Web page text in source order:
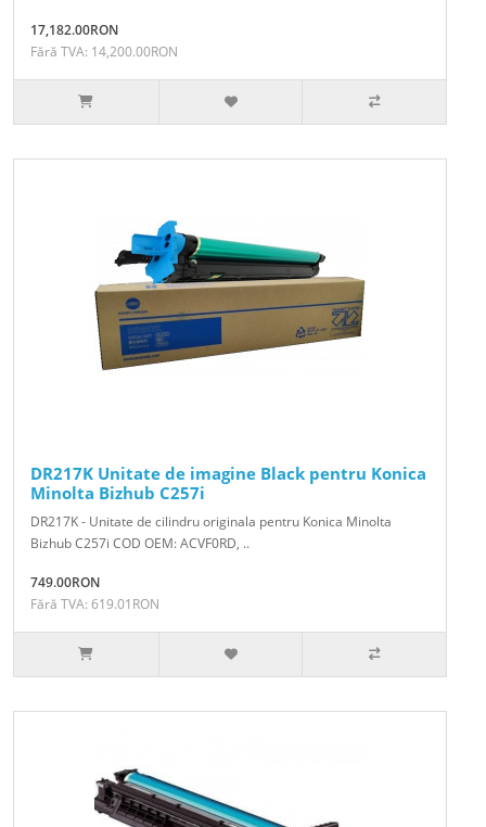
17,182.00RON
Fără TVA: 14,200.00RON
DR217K Unitate de imagine Black pentru Konica
Minolta Bizhub C257i
DR217K - Unitate de cilindru originala pentru Konica Minolta
Bizhub C257i COD OEM: ACVF0RD, ..
749.00RON
Fără TVA: 619.01RON